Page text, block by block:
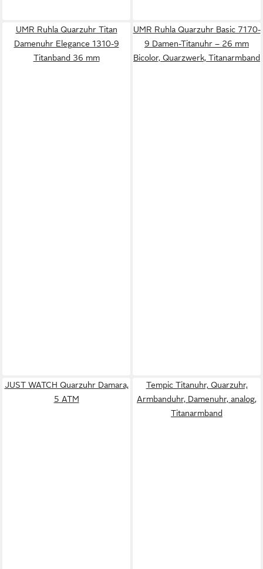
UMR Ruhla Quarzuhr Titan
Damenuhr Elegance 1310-9
Titanband 36 mm
UMR Ruhla Quarzuhr Basic 7170-
9 Damen-Titanuhr – 26 mm
Bicolor, Quarzwerk, Titanarmband
JUST WATCH Quarzuhr Damara,
5 ATM
Tempic Titanuhr, Quarzuhr,
Armbanduhr, Damenuhr, analog,
Titanarmband